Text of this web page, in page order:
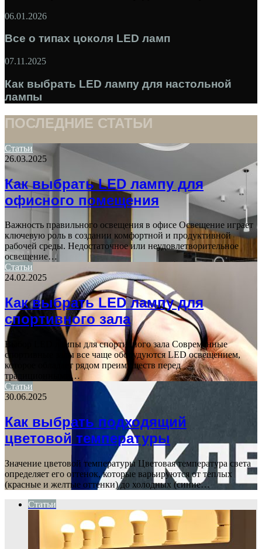
06.01.2026
Все о типах цоколя LED ламп
07.11.2025
Как выбрать LED лампу для настольной
лампы
ПОСЛЕДНИЕ СТАТЬИ
Статьи
26.03.2025
Как выбрать LED лампу для
офисного помещения
Важность правильного освещения в офисе Освещение играет
ключевую роль в создании комфортной и продуктивной
рабочей среды. Недостаточное или неудовлетворительное
освещение…
Статьи
24.02.2025
Как выбрать LED лампу для
спортивного зала
Выбор LED лампы для спортивного зала Современные
спортивные залы все чаще оборудуются LED освещением,
которое обладает рядом преимуществ перед
традиционными…
Статьи
30.06.2025
Как выбрать подходящий
цветовой температуры
Значение цветовой температуры Цветовая температура света
определяет его оттенок, которые варьируются от теплых
(красные и желтые оттенки) до холодных (синие…
Статьи